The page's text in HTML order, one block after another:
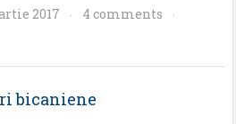
2017 · 4 comments ·
bicaniene